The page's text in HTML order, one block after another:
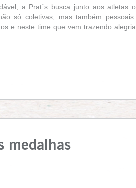
a Prat´s busca junto aos atletas o
só coletivas, mas também pessoais.
e neste time que vem trazendo alegria
medalhas